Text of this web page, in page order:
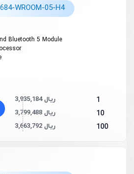
WROOM-05-H4
Bluetooth 5 Module
1 3,935,184 ریال
10 3,799,488 ریال
100 3,663,792 ریال